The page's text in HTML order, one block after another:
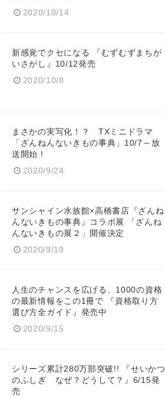
2020/10/14
新感覚でクセになる 『むずむずまちが
いさがし』10/12発売
2020/10/8
まさかの実写化！？ TXミニドラマ
「ざんねんないきもの事典」10/7～放
送開始！
2020/9/24
サンシャイン水族館×高橋書店『ざんね
んないきもの事典』コラボ展 「ざんね
んないきもの展２」開催決定
2020/9/19
人生のチャンスを広げる、1000の資格
の最新情報をこの1冊で 『資格取り方
選び方全ガイド』発売中
2020/9/15
シリーズ累計280万部突破!! 『せいかつ
のふしぎ なぜ？どうして？』6/15発
売